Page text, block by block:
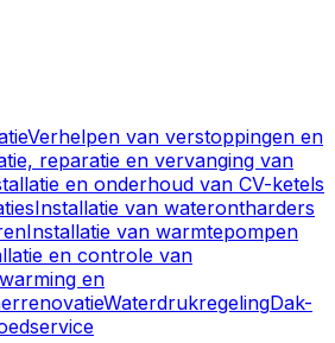
Verhelpen van verstoppingen en
reparatie en vervanging van
en onderhoud van CV-ketels
Installatie van waterontharders
Installatie van warmtepompen
en controle van
en
WaterdrukregelingDak-